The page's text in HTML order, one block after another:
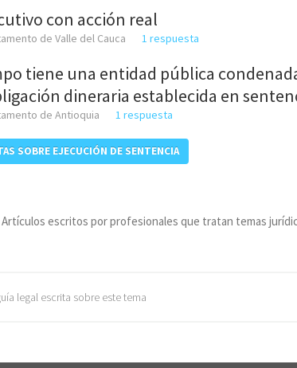
con acción real
de Valle del Cauca 1 respuesta
tiene una entidad pública
dineraria establecida en
de Antioquia 1 respuesta
SOBRE EJECUCIÓN DE SENTENCIA
Artículos escritos por profesionales que tratan temas
legal escrita sobre este tema